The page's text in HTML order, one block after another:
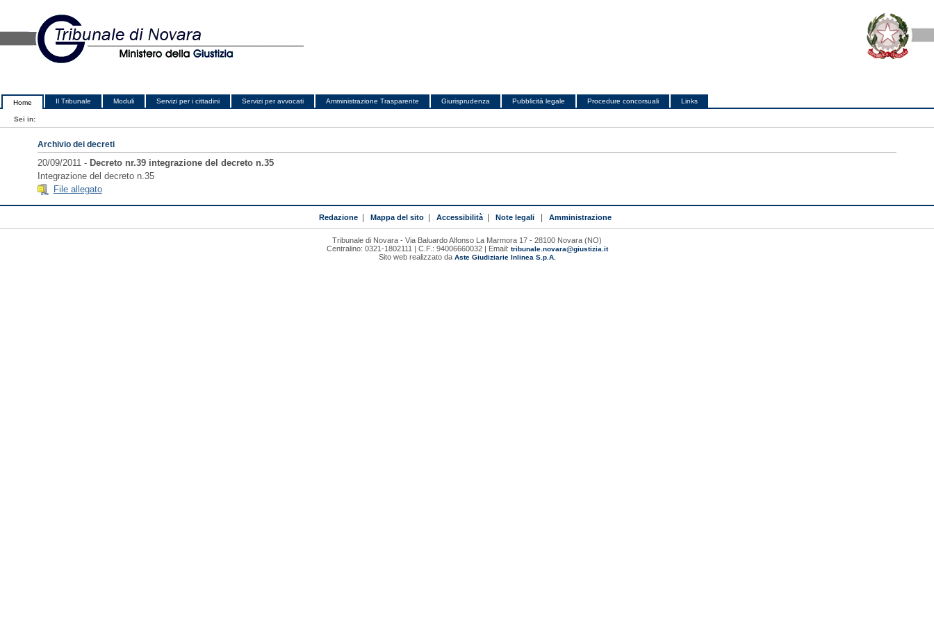
Home Il Tribunale Moduli Servizi per i cittadini Servizi per avvocati Amministrazione Trasparente Giurisprudenza Pubblicità legale Procedure concorsuali Links
Sei in:
Archivio dei decreti
20/09/2011 - Decreto nr.39 integrazione del decreto n.35
Integrazione del decreto n.35
File allegato
Redazione| Mappa del sito| Accessibilità| Note legali| Amministrazione
Tribunale di Novara - Via Baluardo Alfonso La Marmora 17 - 28100 Novara (NO)
Centralino: 0321-1802111 | C.F.: 94006660032 | Email: tribunale.novara@giustizia.it
Sito web realizzato da Aste Giudiziarie Inlinea S.p.A.